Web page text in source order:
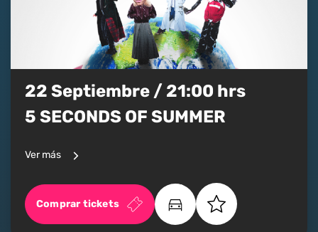
22 Septiembre / 21:00 hrs
5 SECONDS OF SUMMER
Ver más
Comprar tickets